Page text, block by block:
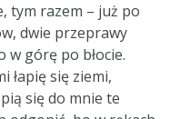
tym razem – już po
dwie przeprawy
w górę po błocie.
łapię się ziemi,
się do mnie te